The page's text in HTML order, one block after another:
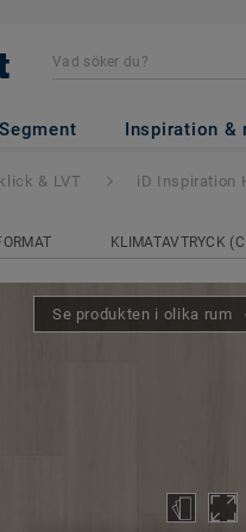
Segment Inspiration &
High
& LVT iD Inspiration
KLIMATAVTRYCK
Se produkten i olika rum